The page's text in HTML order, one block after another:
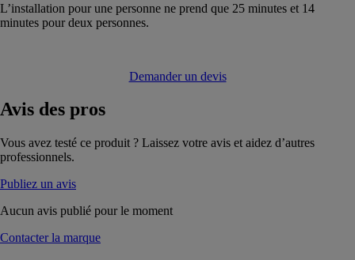
L’installation pour une personne ne prend que 25 minutes et 14
minutes pour deux personnes.
Demander un devis
Avis des pros
Vous avez testé ce produit ? Laissez votre avis et aidez d’autres
professionnels.
Publiez un avis
Aucun avis publié pour le moment
Contacter la marque